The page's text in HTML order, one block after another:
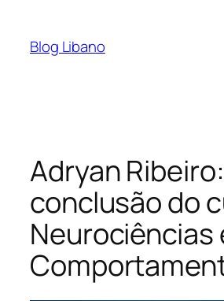
Blog Libano
Adryan Ribeiro:
conclusão do
Neurociências